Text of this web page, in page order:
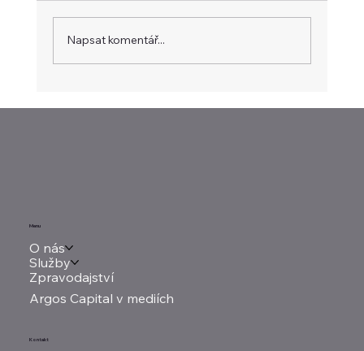
Menu
O nás
Služby
Zpravodajství
Argos Capital v mediích
Kontakt
Napsat komentář...